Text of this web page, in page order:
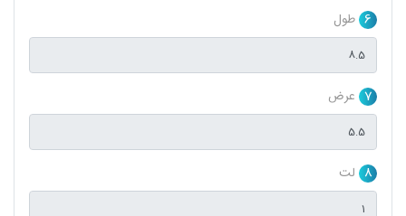
6 طول
7 عرض
8 لت